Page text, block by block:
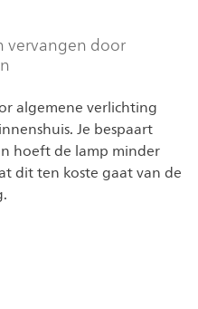
vervangen door
algemene verlichting
Je bespaart
hoeft de lamp minder
dit ten koste gaat van de